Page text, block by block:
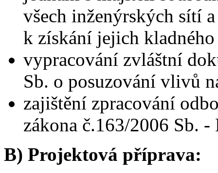
všech inženýrských sítí
k získání jejich
vypracování zvláštní
Sb. o posuzování vlivů
zajištění zpracování
zákona č.163/2006 Sb.
B) Projektová příprava: